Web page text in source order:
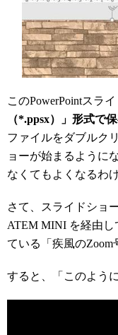
このPowerPointスライ
（*.ppsx）」形式で
ファイルをダブルク
ョーが始まるように
なくてもよくなるわ
さて、スライドショ
ATEM MINI を経由し
ている「疾風のZoom
すると、「このよう